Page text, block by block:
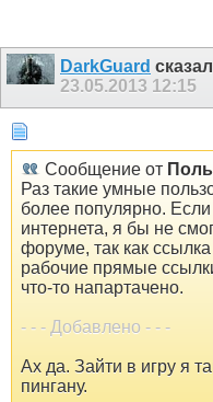
DarkGuard
23.05.2013 12:15
Сообщение от
Раз такие умные
более популярно.
интернета, я бы не
форуме, так как
рабочие прямые
что-то напартачено.
- - - Добавлено - - -
Ах да. Зайти в игру я
пингану.